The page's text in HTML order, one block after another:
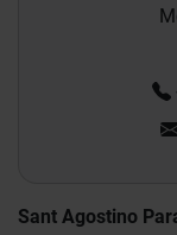
Sant Agostino